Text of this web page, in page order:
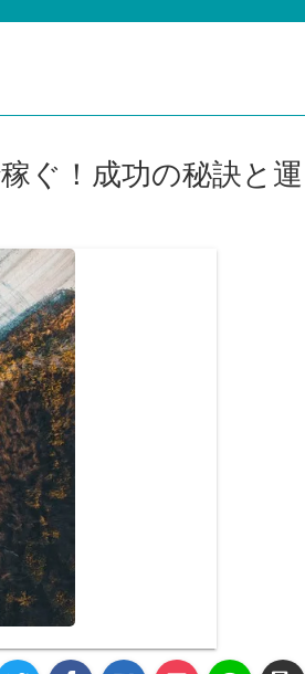
ぐ！成功の秘訣と運